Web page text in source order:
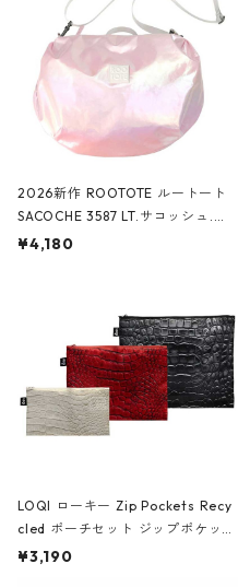
2026新作 ROOTOTE ルートート
SACOCHE 3587 LT.サコッシュ.ル
ミエ-B ショルダーバッグ グロスピ
¥4,180
LOQI ローキー Zip Pockets Recy
cled ポーチセット ジップポケット
ファスナーポーチ 撥水加工 トラベ
¥3,190